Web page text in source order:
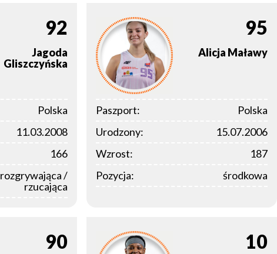
92
Jagoda
Gliszczyńska
Polska
11.03.2008
166
rozgrywająca /
rzucająca
95
Alicja Maławy
Paszport:
Polska
Urodzony:
15.07.2006
Wzrost:
187
Pozycja:
środkowa
90 10